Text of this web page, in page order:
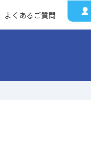
よくあるご質問